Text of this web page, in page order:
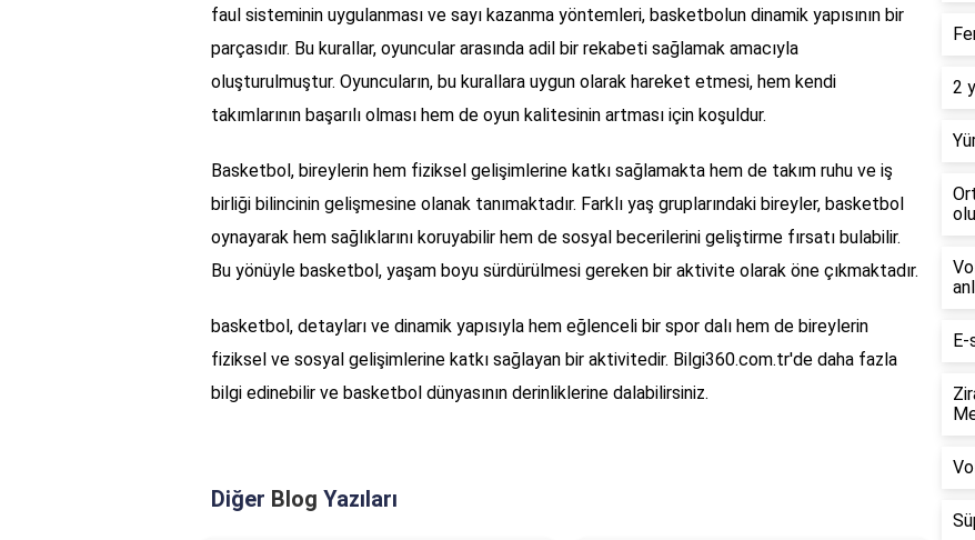
faul sisteminin uygulanması ve sayı kazanma yöntemleri, basketbolun dinamik yapısının bir
parçasıdır. Bu kurallar, oyuncular arasında adil bir rekabeti sağlamak amacıyla
oluşturulmuştur. Oyuncuların, bu kurallara uygun olarak hareket etmesi, hem kendi
takımlarının başarılı olması hem de oyun kalitesinin artması için koşuldur.
Basketbol, bireylerin hem fiziksel gelişimlerine katkı sağlamakta hem de takım ruhu ve iş
birliği bilincinin gelişmesine olanak tanımaktadır. Farklı yaş gruplarındaki bireyler, basketbol
oynayarak hem sağlıklarını koruyabilir hem de sosyal becerilerini geliştirme fırsatı bulabilir.
Bu yönüyle basketbol, yaşam boyu sürdürülmesi gereken bir aktivite olarak öne çıkmaktadır.
basketbol, detayları ve dinamik yapısıyla hem eğlenceli bir spor dalı hem de bireylerin
fiziksel ve sosyal gelişimlerine katkı sağlayan bir aktivitedir. Bilgi360.com.tr'de daha fazla
bilgi edinebilir ve basketbol dünyasının derinliklerine dalabilirsiniz.
Diğer Blog Yazıları
2